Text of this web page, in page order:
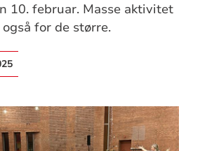
10. februar. Masse aktivitet
for de større.